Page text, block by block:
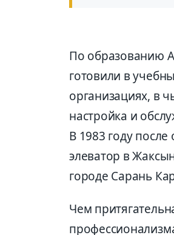
По образованию
готовили в
организациях, в
настройка и
В 1983 году
элеватор в
городе Сарань
Чем